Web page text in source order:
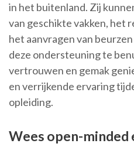
in het buitenland. Zij
van geschikte vakken, het
het aanvragen van
deze ondersteuning te
vertrouwen en gemak
en verrijkende ervaring
opleiding.
Wees open-minded